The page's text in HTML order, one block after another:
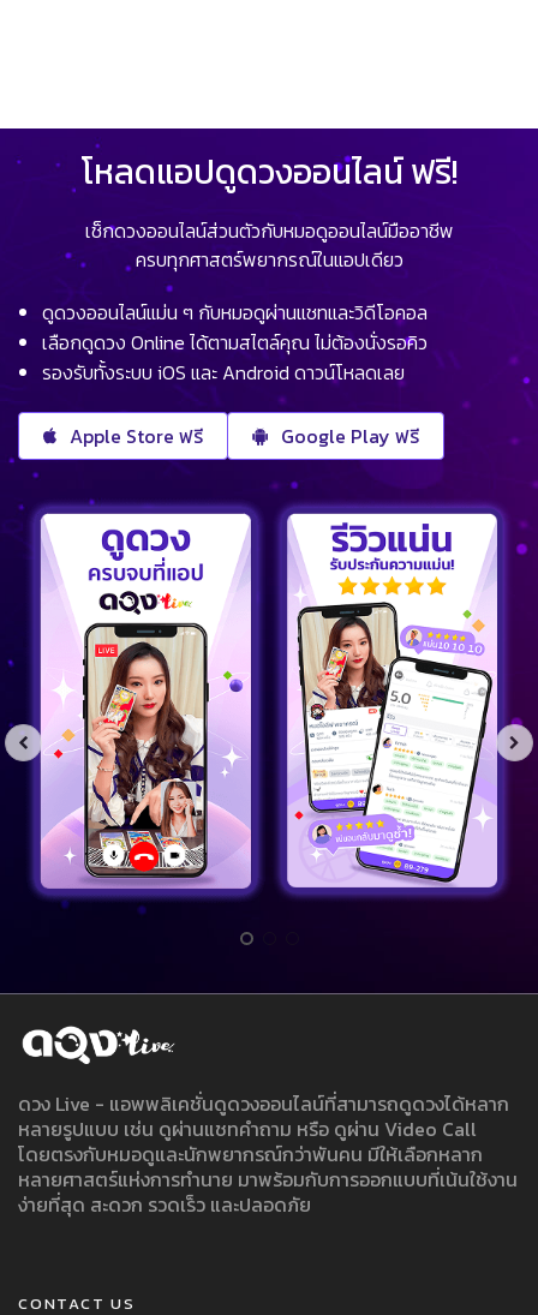
โหลดแอปดูดวงออนไลน์ ฟรี!
เช็กดวงออนไลน์ส่วนตัวกับหมอดูออนไลน์มืออาชีพ
ครบทุกศาสตร์พยากรณ์ในแอปเดียว
ดูดวงออนไลน์แม่น ๆ กับหมอดูผ่านแชทและวิดีโอคอล
เลือกดูดวง Online ได้ตามสไตล์คุณ ไม่ต้องนั่งรอคิว
รองรับทั้งระบบ iOS และ Android ดาวน์โหลดเลย
Apple Store ฟรี Google Play ฟรี
ดวง Live - แอพพลิเคชั่นดูดวงออนไลน์ที่สามารถดูดวงได้หลาก
หลายรูปแบบ เช่น ดูผ่านแชทคำถาม หรือ ดูผ่าน Video Call
โดยตรงกับหมอดูและนักพยากรณ์กว่าพันคน มีให้เลือกหลาก
หลายศาสตร์แห่งการทำนาย มาพร้อมกับการออกแบบที่เน้นใช้งาน
ง่ายที่สุด สะดวก รวดเร็ว และปลอดภัย
CONTACT US